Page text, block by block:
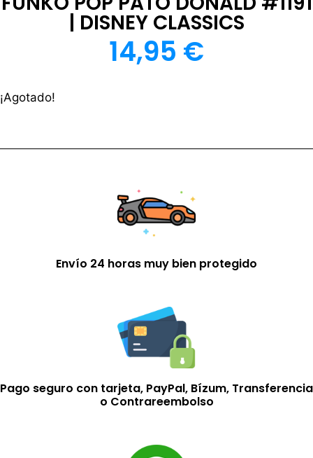
| DISNEY CLASSICS
14,95 €
¡Agotado!
Envío 24 horas muy bien protegido
Pago seguro con tarjeta, PayPal, Bízum, Transferencia
o Contrareembolso